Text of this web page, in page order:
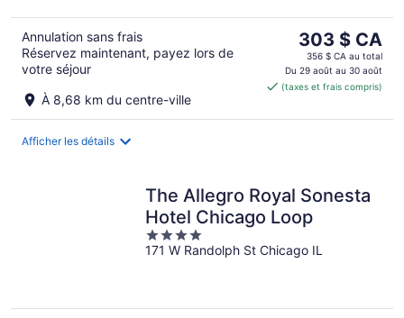
Annulation sans frais
Réservez maintenant, payez lors de
votre séjour
À 8,68 km du centre-ville
Le
prix
est
de 303 $ CA
303 $ CA
356 $ CA au total
Du 29 août au 30 août
(taxes et frais compris)
Afficher les détails
The Allegro Royal Sonesta
Hotel Chicago Loop
4
out
171 W Randolph St Chicago IL